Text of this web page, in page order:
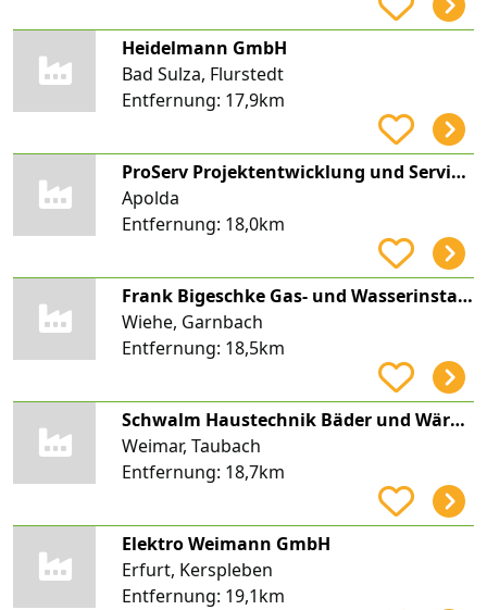
Heidelmann GmbH
Bad Sulza, Flurstedt
Entfernung: 17,9km
ProServ Projektentwicklung und Service UG (haftungsbeschränkt)
Apolda
Entfernung: 18,0km
Frank Bigeschke Gas- und Wasserinstallation
Wiehe, Garnbach
Entfernung: 18,5km
Schwalm Haustechnik Bäder und Wärme
Weimar, Taubach
Entfernung: 18,7km
Elektro Weimann GmbH
Erfurt, Kerspleben
Entfernung: 19,1km